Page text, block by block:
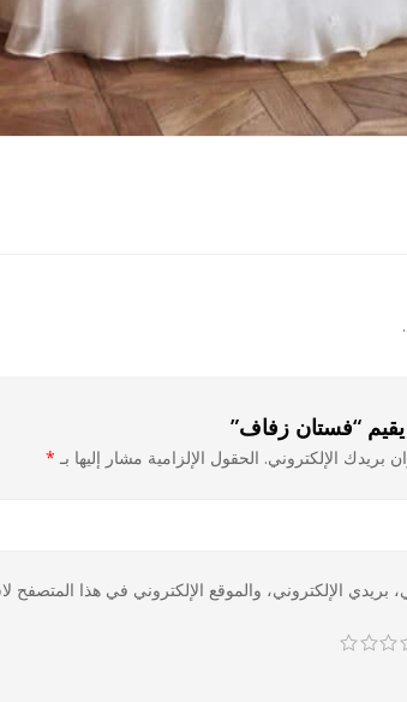
“فستان زفاف”
بريدك الإلكتروني. الحقول الإلزامية مشار إليها بـ *
الإلكتروني، والموقع الإلكتروني في هذا المتصفح